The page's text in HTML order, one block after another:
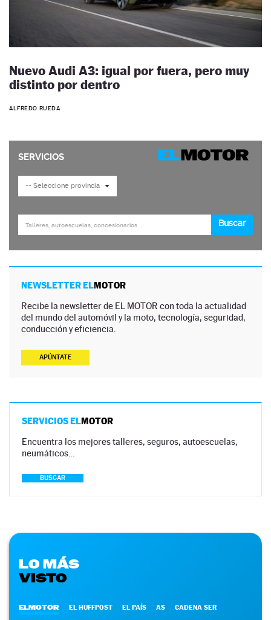
Nuevo Audi A3: igual por fuera, pero muy
distinto por dentro
ALFREDO RUEDA
NEWSLETTER ELMOTOR
Recibe la newsletter de EL MOTOR con toda la actualidad
del mundo del automóvil y la moto, tecnología, seguridad,
conducción y eficiencia.
APÚNTATE
SERVICIOS ELMOTOR
Encuentra los mejores talleres, seguros, autoescuelas,
neumáticos…
BUSCAR
LO MÁS
VISTO
ELMOTOR EL HUFFPOST EL PAÍS AS CADENA SER